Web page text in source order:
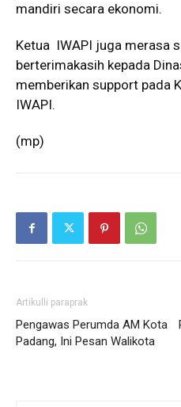
mandiri secara ekonomi.
Ketua IWAPI juga merasa
berterimakasih kepada
memberikan support pada
IWAPI.
(mp)
Artikulli paraprak
Pengawas Perumda AM Kota
Padang, Ini Pesan Walikota